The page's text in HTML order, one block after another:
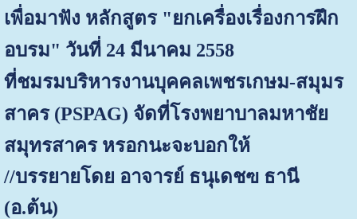
เพื่อมาฟัง หลักสูตร "ยกเครื่องเรื่องการฝึก
อบรม" วันที่ 24 มีนาคม 2558
ที่ชมรมบริหารงานบุคคลเพชรเกษม-สมุมร
สาคร (PSPAG) จัดที่โรงพยาบาลมหาชัย
สมุทรสาคร หรอกนะจะบอกให้
//บรรยายโดย อาจารย์ ธนุเดชฃ ธานี
(อ.ต้น)